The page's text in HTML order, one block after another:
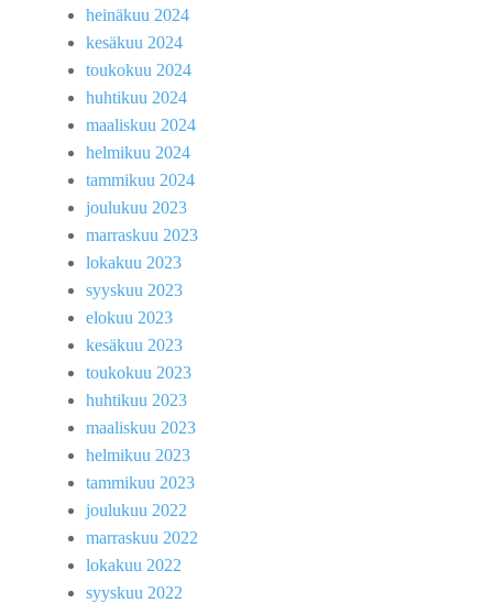
heinäkuu 2024
kesäkuu 2024
toukokuu 2024
huhtikuu 2024
maaliskuu 2024
helmikuu 2024
tammikuu 2024
joulukuu 2023
marraskuu 2023
lokakuu 2023
syyskuu 2023
elokuu 2023
kesäkuu 2023
toukokuu 2023
huhtikuu 2023
maaliskuu 2023
helmikuu 2023
tammikuu 2023
joulukuu 2022
marraskuu 2022
lokakuu 2022
syyskuu 2022